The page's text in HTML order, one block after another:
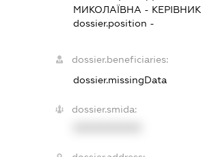
МИКОЛАЇВНА - КЕРІВНИК
dossier.position -
dossier.beneficiaries:
dossier.missingData
dossier.smida: